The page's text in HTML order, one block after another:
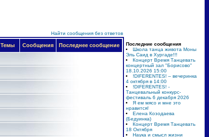
Найти сообщения без ответов
Темы Сообщения Последнее сообщение
Последние сообщения
Школа танца живота Моны
Эль Саид в Хургаде!!!
Концерт Время Танцевать
концертный зал "Борисово"
18.10.2026 15:00
!DIFERENTES! – вечеринка
4 октября в 14:00
!DIFERENTES! -
Танцевальный конкурс-
фестиваль 6 декабря 2026
Я ем мясо и мне это
нравится!
Елена Козодаева
(Бедуинка)
Концерт Время Танцевать
18 Октября
Наука и смысл жизни